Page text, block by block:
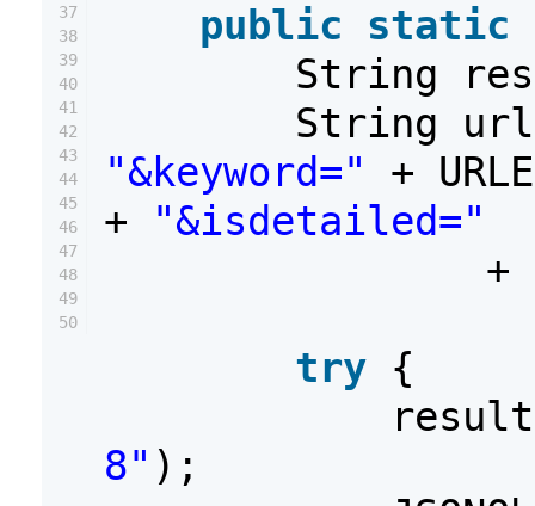
37
38
39
40
41
42
43
44
45
46
47
48
49
50
public static
String
String
"&keyword="
+
+
"&isdetailed="
+
try {
8" );